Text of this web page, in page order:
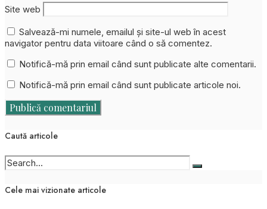
Site web
Salvează-mi numele, emailul și site-ul web în acest
navigator pentru data viitoare când o să comentez.
Notifică-mă prin email când sunt publicate alte comentarii.
Notifică-mă prin email când sunt publicate articole noi.
Caută articole
Cele mai vizionate articole